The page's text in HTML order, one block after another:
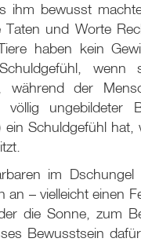
ihm bewusst
und Worte
haben kein
wenn
während der
ungebildeter
ein Schuldgefühl hat,
im Dschungel
an – vielleicht einen
die Sonne, zum
Bewusstsein